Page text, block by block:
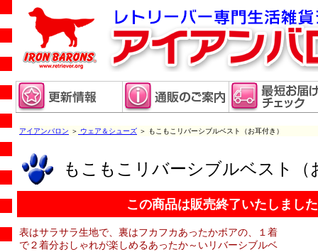
アイアンバロン ＞ ウェア＆シューズ ＞ もこもこリバーシブルベスト（お耳付き）
もこもこリバーシブルベスト（
この商品は販売終了いたしまし
表はサラサラ生地で、裏はフカフカあったかボアの、１着
で２着分おしゃれが楽しめるあったか～いリバーシブルベ